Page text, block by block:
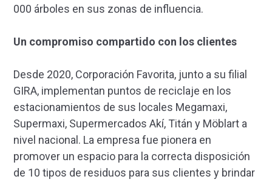
000 árboles en sus zonas de influencia.
Un compromiso compartido con los clientes
Desde 2020, Corporación Favorita, junto a su filial
GIRA, implementan puntos de reciclaje en los
estacionamientos de sus locales Megamaxi,
Supermaxi, Supermercados Akí, Titán y Möblart a
nivel nacional. La empresa fue pionera en
promover un espacio para la correcta disposición
de 10 tipos de residuos para sus clientes y brindar